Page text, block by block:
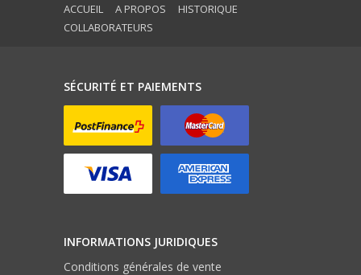
ACCUEIL A PROPOS
HISTORIQUE
COLLABORATEURS
SÉCURITÉ ET PAIEMENTS
INFORMATIONS JURIDIQUES
Conditions générales de vente